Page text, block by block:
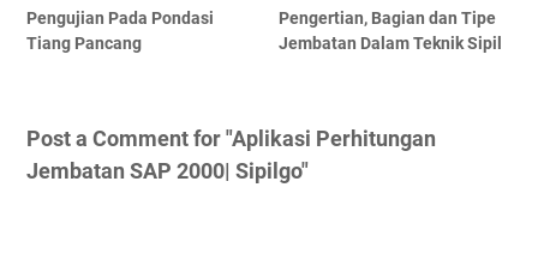
Pengujian Pada Pondasi
Tiang Pancang
Pengertian, Bagian dan Tipe
Jembatan Dalam Teknik Sipil
Post a Comment for "Aplikasi Perhitungan
Jembatan SAP 2000| Sipilgo"